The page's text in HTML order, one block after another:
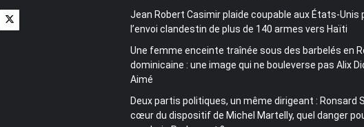
Jean Robert Casimir plaide coupable aux États-Unis
l’envoi clandestin de plus de 140 armes vers Haïti
Une femme enceinte traînée sous des barbelés en
dominicaine : une image qui ne bouleverse pas Alix
Aimé
Deux partis politiques, un même dirigeant : Ronsard
cœur du dispositif de Michel Martelly, quel danger